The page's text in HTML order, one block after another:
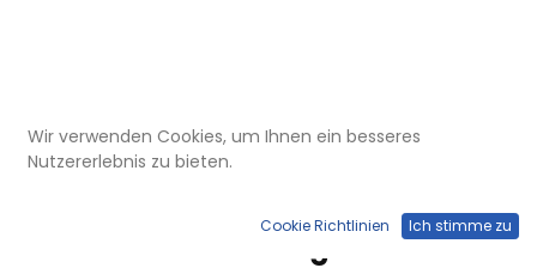
DBK 160 150
Doppelboden-Auslass DBK 160
aus Chromstahl inkl. Blinddeckel
mit 15mm Vertiefung und Kante
Wir verwenden Cookies, um Ihnen ein besseres
Nutzererlebnis zu bieten.
Cookie Richtlinien Ich stimme zu